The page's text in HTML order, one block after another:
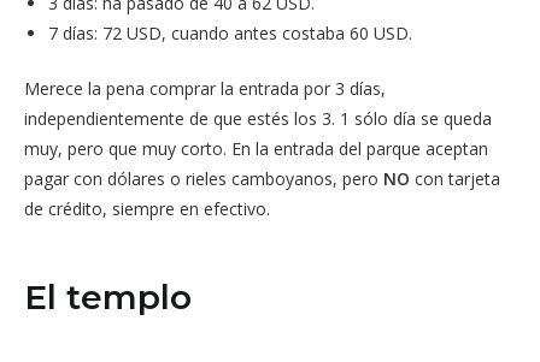
7 días: 72 USD, cuando antes costaba 60 USD.
Merece la pena comprar la entrada por 3 días,
independientemente de que estés los 3. 1 sólo día se queda
muy, pero que muy corto. En la entrada del parque aceptan
pagar con dólares o rieles camboyanos, pero NO con tarjeta
de crédito, siempre en efectivo.
El templo